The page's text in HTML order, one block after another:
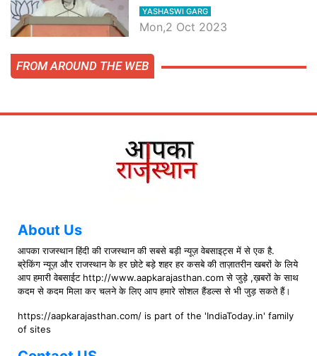
मोदी, जाने प्रधानमंत्री के भाषण की बड़ी
बातें, देखें वीडियो
YASHASWI GARG
Mon,2 Oct 2023
FROM AROUND THE WEB
About Us
आपका राजस्थान हिंदी की राजस्थान की सबसे बड़ी न्यूज़ वेबसाइट्स में से एक है.
ब्रेकिंग न्यूज़ और राजस्थान के हर छोटे बड़े शहर हर कसबे की ताज़ातरीन खबरों के लिये
आप हमारी वेबसाईट http://www.aapkarajasthan.com से जुड़े ,ख़बरों के साथ
कदम से कदम मिला कर चलने के लिए आप हमारे सोशल हैंडल्स से भी जुड़ सकते हैं।
https://aapkarajasthan.com/ is part of the 'IndiaToday.in' family
of sites